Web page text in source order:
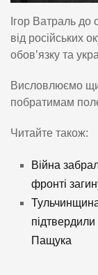
Ігор Ватраль
від російських
обов’язку та
Висловлюємо
побратимам
Читайте також:
Війна
фронті
Пащука